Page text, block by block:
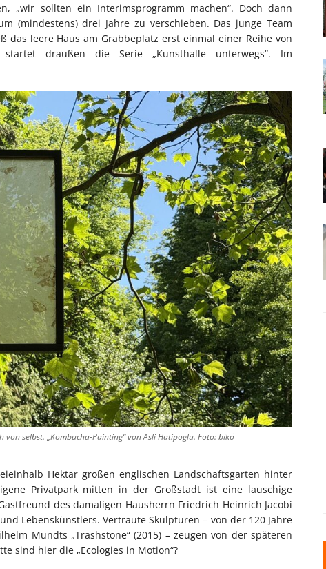
„wir sollten ein Interimsprogramm machen“. Doch dann
(mindestens) drei Jahre zu verschieben. Das junge Team
das leere Haus am Grabbeplatz erst einmal einer Reihe von
draußen die Serie „Kunsthalle unterwegs“. Im
selbst. „Kombucha-Painting“ von Asli Hatipoglu. Foto: bikö
Hektar großen englischen Landschaftsgarten hinter
Privatpark mitten in der Großstadt ist eine lauschige
des damaligen Hausherrn Friedrich Heinrich Jacobi
Lebenskünstlers. Vertraute Skulpturen – von der 120 Jahre
Mundts „Trashstone“ (2015) – zeugen von der späteren
sind hier die „Ecologies in Motion“?